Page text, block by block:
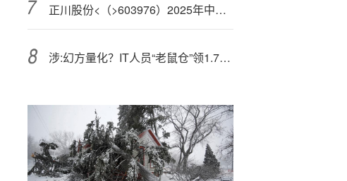
正川股份<（>603976）2025年中报简析：净利润同比下降68.26%，三费占比上升明显
涉:幻方量化？IT人员“老鼠仓”领1.77亿元罚单，私募合规与风控体系遭质疑